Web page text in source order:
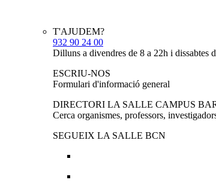
T'AJUDEM?
932 90 24 00
Dilluns a divendres de 8 a 22h i dissabtes
ESCRIU-NOS
Formulari d'informació general
DIRECTORI LA SALLE CAMPUS
Cerca organismes, professors,
SEGUEIX LA SALLE BCN